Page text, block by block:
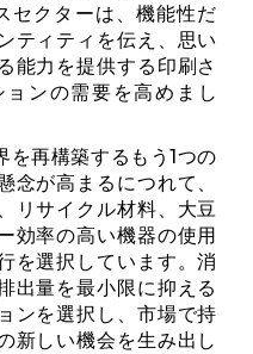
セクターは、機能性だ
ティティを伝え、思い
能力を提供する印刷さ
ンの需要を高めまし
を再構築するもう1つの
念が高まるにつれて、
リサイクル材料、大豆
効率の高い機器の使用
を選択しています。消
出量を最小限に抑える
ンを選択し、市場で持
新しい機会を生み出し